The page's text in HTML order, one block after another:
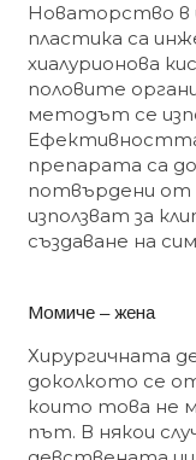
Новаторство в
пластика са
хиалурионова
половите
методът се
препарата са
потвърдени от
използват за
създаване на
Момиче – жена
Хирургичната
доколкото се
които това не
път. В някои